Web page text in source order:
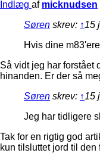
Indlæg af micknudsen
Søren skrev: ↑15
Hvis dine
Så vidt jeg har forstået
hinanden. Er der så
Søren skrev: ↑15
Jeg har tidligere
Tak for en rigtig god
kun tilsluttet jord til